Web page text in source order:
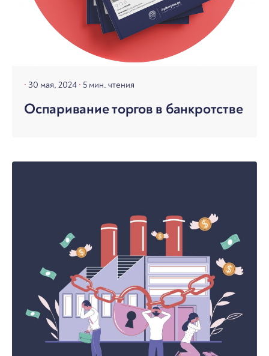
30 мая, 2024 5 мин. чтения
Оспаривание торгов в банкротстве